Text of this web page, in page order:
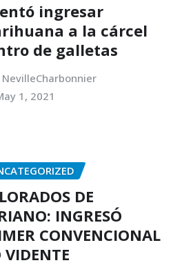
ingresar
a la cárcel
de galletas
NevilleCharbonnier
1, 2021
DE
INGRESÓ
CONVENCIONAL
VIDENTE